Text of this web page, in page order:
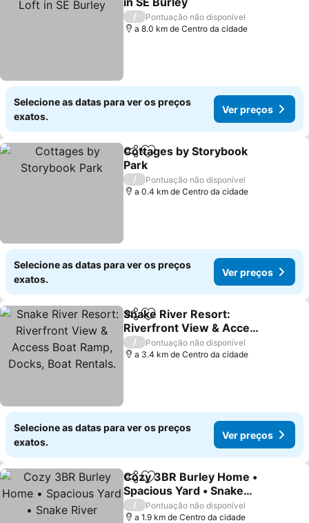
/
Pontuação não disponível
a 8.0 km de Centro da cidade
Selecione as datas para ver os preços
exatos.
Ver preços
PartilharAdicionar aos favoritos
Cottages by Storybook
Park
/
Pontuação não disponível
a 0.4 km de Centro da cidade
Selecione as datas para ver os preços
exatos.
Ver preços
PartilharAdicionar aos favoritos
Snake River Resort:
Riverfront View & Access
Boat Ramp, Docks, Boat
Rentals.
/
Pontuação não disponível
a 3.4 km de Centro da cidade
Selecione as datas para ver os preços
exatos.
Ver preços
PartilharAdicionar aos favoritos
Cozy 3BR Burley Home •
Spacious Yard • Snake
River
/
Pontuação não disponível
a 1.9 km de Centro da cidade